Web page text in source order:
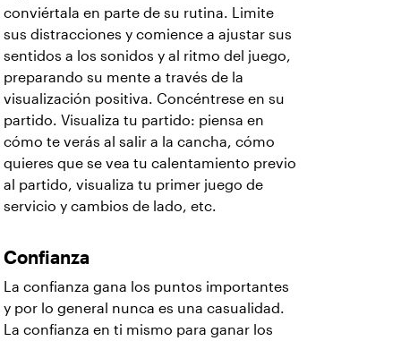
conviértala en parte de su rutina. Limite
sus distracciones y comience a ajustar sus
sentidos a los sonidos y al ritmo del juego,
preparando su mente a través de la
visualización positiva. Concéntrese en su
partido. Visualiza tu partido: piensa en
cómo te verás al salir a la cancha, cómo
quieres que se vea tu calentamiento previo
al partido, visualiza tu primer juego de
servicio y cambios de lado, etc.
Confianza
La confianza gana los puntos importantes
y por lo general nunca es una casualidad.
La confianza en ti mismo para ganar los